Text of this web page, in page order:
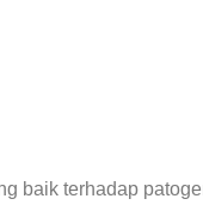
baik terhadap